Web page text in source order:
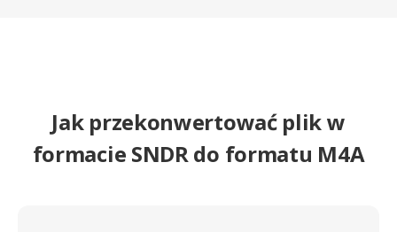
Jak przekonwertować plik w
formacie SNDR do formatu M4A